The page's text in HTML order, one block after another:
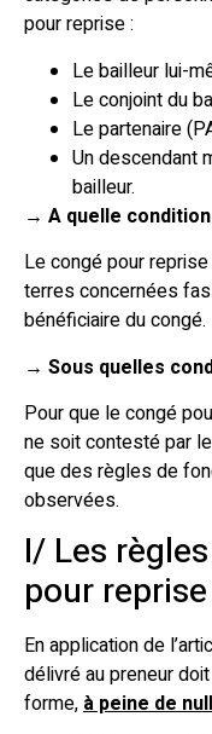
pour reprise :
Le bailleur lui-
Le conjoint du
Le partenaire
Un descendant
bailleur.
→ A quelle
Le congé pour
terres concernées
bénéficiaire du congé.
→ Sous quelles
Pour que le congé
ne soit contesté par
que des règles de
observées.
I/ Les
pour reprise
En application de
délivré au preneur
forme,à peine de